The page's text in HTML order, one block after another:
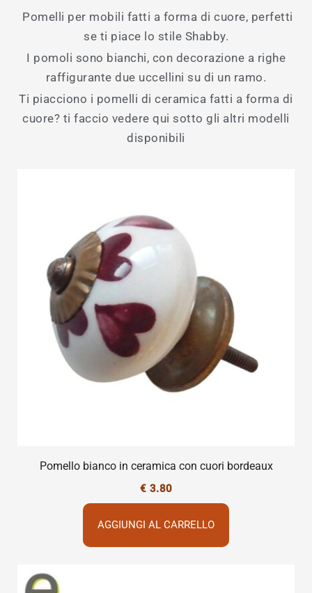
Pomelli per mobili fatti a forma di cuore, perfetti
se ti piace lo stile Shabby.
I pomoli sono bianchi, con decorazione a righe
raffigurante due uccellini su di un ramo.
Ti piacciono i pomelli di ceramica fatti a forma di
cuore? ti faccio vedere qui sotto gli altri modelli
disponibili
Pomello bianco in ceramica con cuori bordeaux
€ 3.80
AGGIUNGI AL CARRELLO